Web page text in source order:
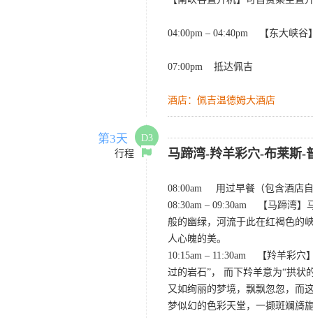
04:00pm – 04:40pm 【东大峡谷
07:00pm 抵达佩吉
酒店：佩吉温德姆大酒店
第3天
D3
行程
马蹄湾-羚羊彩穴-布莱斯-
08:00am 用过早餐（包含酒店
08:30am – 09:30am 【马蹄湾】
般的幽绿，河流于此在红褐色的
人心魄的美。
10:15am – 11:30am 【羚羊彩穴
过的岩石”， 而下羚羊意为“拱状
又如绚丽的梦境，飘飘忽忽，而
梦似幻的色彩天堂，一撷斑斓旖